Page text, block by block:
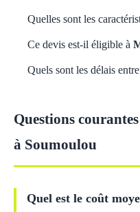
Quelles sont les
Ce devis est-il éligible à
Quels sont les délais
Questions
à Soumoulou
Quel est le coût